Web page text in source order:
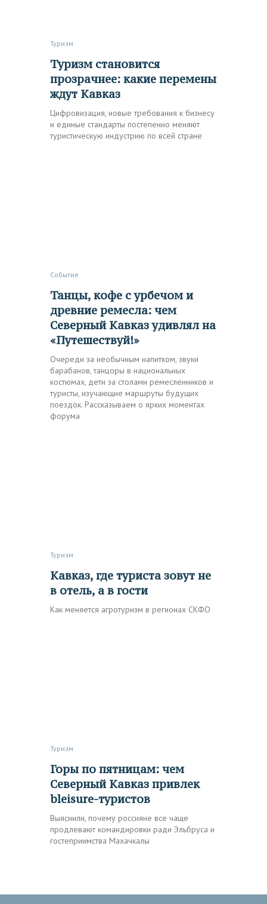
Туризм
Туризм становится
прозрачнее: какие перемены
ждут Кавказ
Цифровизация, новые требования к бизнесу
и единые стандарты постепенно меняют
туристическую индустрию по всей стране
Событие
Танцы, кофе с урбечом и
древние ремесла: чем
Северный Кавказ удивлял на
«Путешествуй!»
Очереди за необычным напитком, звуки
барабанов, танцоры в национальных
костюмах, дети за столами ремесленников и
туристы, изучающие маршруты будущих
поездок. Рассказываем о ярких моментах
форума
Туризм
Кавказ, где туриста зовут не
в отель, а в гости
Как меняется агротуризм в регионах СКФО
Туризм
Горы по пятницам: чем
Северный Кавказ привлек
bleisure-туристов
Выяснили, почему россияне все чаще
продлевают командировки ради Эльбруса и
гостеприимства Махачкалы